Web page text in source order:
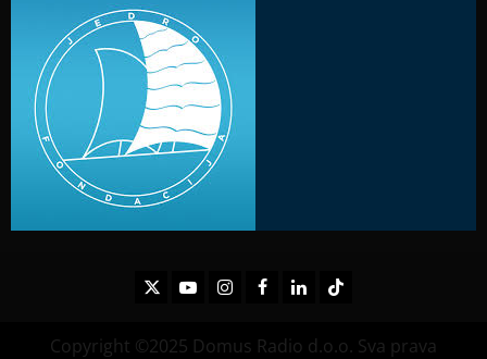
TwitterYoutubeInstagramFacebook
LinkedInTikTok
Copyright ©2025 Domus Radio d.o.o. Sva prava